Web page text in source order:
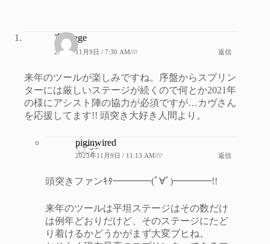
支援age
2023年11月9日 / 7:30 AM//// 返信
来年のツールが楽しみですね。序盤からスプリン
ターには厳しいステージが続くので何とか2021年
の様にアシスト陣の協力が必須ですが…カヴさん
を応援してます!! 頭突き大好き人間より。
piginwired
2023年11月9日 / 11:13 AM//// 返信
頭突きファンｷﾀ━━━━(ﾟ∀ﾟ)━━━━!!
来年のツールは平坦ステージはその数だけ
は例年どおりだけど、そのステージにたど
り着けるかどうかがまず大変ブヒね。